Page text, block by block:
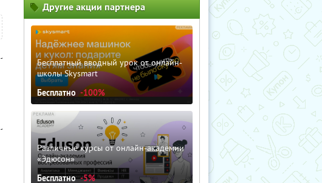
Другие акции партнера
Бесплатный вводный урок от онлайн-
школы Skysmart
Бесплатно -100%
Различные курсы от онлайн-академии
«Эдюсон»
Бесплатно -5%